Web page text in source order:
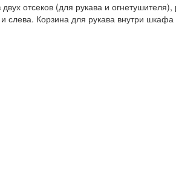
отсеков (для рукава и
слева. Корзина для рукава внутри